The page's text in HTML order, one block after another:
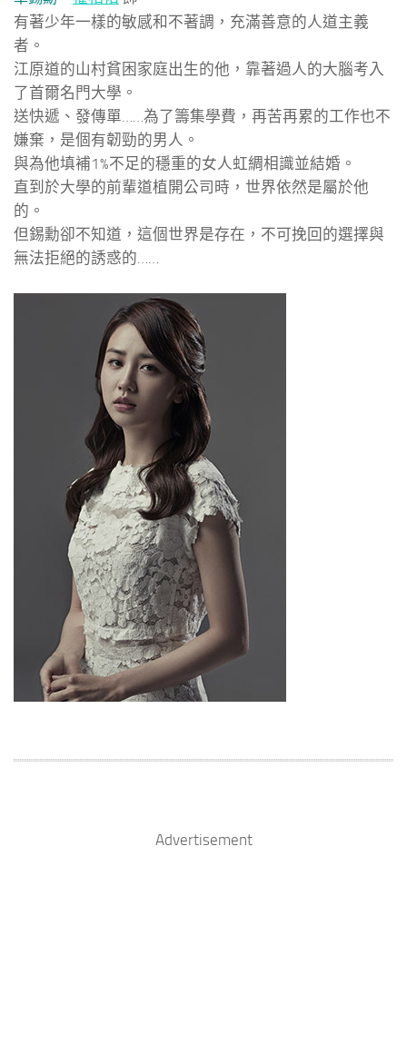
有著少年一樣的敏感和不著調，充滿善意的人道主義
者。
江原道的山村貧困家庭出生的他，靠著過人的大腦考入
了首爾名門大學。
送快遞、發傳單……為了籌集學費，再苦再累的工作也不
嫌棄，是個有韌勁的男人。
與為他填補1%不足的穩重的女人虹綢相識並結婚。
直到於大學的前輩道植開公司時，世界依然是屬於他
的。
但錫勳卻不知道，這個世界是存在，不可挽回的選擇與
無法拒絕的誘惑的……
Advertisement